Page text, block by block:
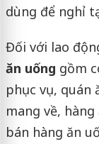
dùng để nghỉ
Đối với lao
ăn uống gồm
phục vụ, quán
mang về,
bán hàng ăn